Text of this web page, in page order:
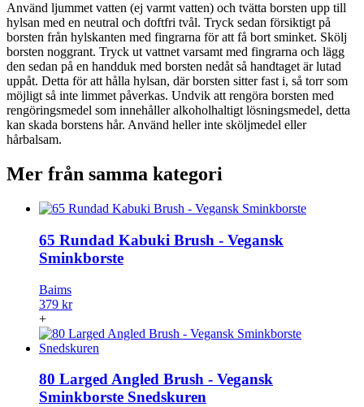
Använd ljummet vatten (ej varmt vatten) och tvätta borsten upp till
hylsan med en neutral och doftfri tvål. Tryck sedan försiktigt på
borsten från hylskanten med fingrarna för att få bort sminket. Skölj
borsten noggrant. Tryck ut vattnet varsamt med fingrarna och lägg
den sedan på en handduk med borsten nedåt så handtaget är lutad
uppåt. Detta för att hålla hylsan, där borsten sitter fast i, så torr som
möjligt så inte limmet påverkas. Undvik att rengöra borsten med
rengöringsmedel som innehåller alkoholhaltigt lösningsmedel, detta
kan skada borstens hår. Använd heller inte sköljmedel eller
hårbalsam.
Mer från samma kategori
65 Rundad Kabuki Brush - Vegansk
Sminkborste
Baims
379 kr
+
80 Larged Angled Brush - Vegansk
Sminkborste Snedskuren